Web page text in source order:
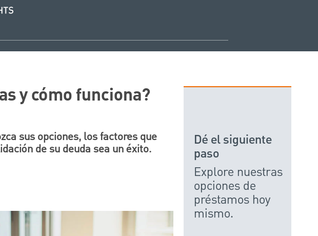
y cómo funciona?
sus opciones, los factores que
de su deuda sea un éxito.
Dé el siguiente
paso
Explore nuestras
opciones de
préstamos hoy
mismo.